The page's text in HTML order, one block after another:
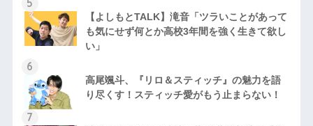
【よしもとTALK】滝音「ツラいことがあって
も気にせず何とか高校3年間を強く生きて欲し
い」
高尾颯斗、『リロ＆スティッチ』の魅力を語
り尽くす！スティッチ愛がもう止まらない！